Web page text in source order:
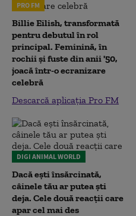
PRO FM
Billie Eilish, transformată
pentru debutul în rol
principal. Feminină, în
rochii și fuste din anii '50,
joacă într-o ecranizare
celebră
Descarcă aplicația Pro FM
DIGI ANIMAL WORLD
Dacă ești însărcinată,
câinele tău ar putea ști
deja. Cele două reacții care
apar cel mai des